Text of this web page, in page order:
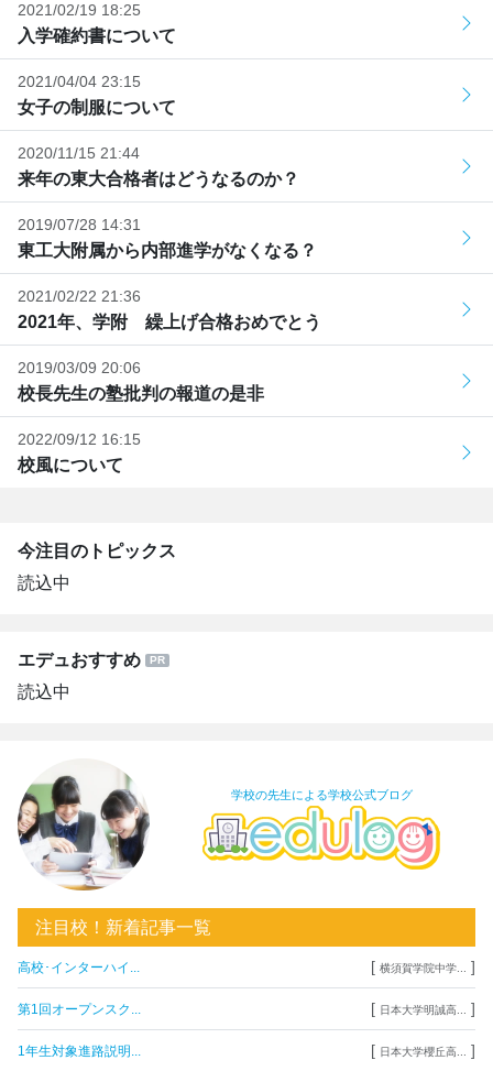
2021/02/19 18:25
入学確約書について
2021/04/04 23:15
女子の制服について
2020/11/15 21:44
来年の東大合格者はどうなるのか？
2019/07/28 14:31
東工大附属から内部進学がなくなる？
2021/02/22 21:36
2021年、学附 繰上げ合格おめでとう
2019/03/09 20:06
校長先生の塾批判の報道の是非
2022/09/12 16:15
校風について
今注目のトピックス
読込中
エデュおすすめ
読込中
学校の先生による学校公式ブログ
注目校！新着記事一覧
高校･インターハイ... [ 横須賀学院中学... ]
第1回オープンスク... [ 日本大学明誠高... ]
1年生対象進路説明... [ 日本大学櫻丘高... ]